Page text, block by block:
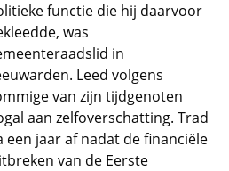
functie die hij daarvoor
was
in
Leed volgens
van zijn tijdgenoten
aan zelfoverschatting. Trad
een jaar af nadat de financiële
van de Eerste